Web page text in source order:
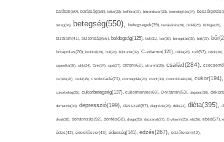
barátok(50), barátság(58), béke(29), bélflóra(37), bélrendszer(33), bemelegítés(24),
beteg(34), betegség(550), betegségek(39), bevásárlás(28), bicikli(25), biológia(25),
bizalom(41), biztonság(66), boldogság(125), bolt(31), bor(36), borogatás(28), böjt(27),
bőrápolás(70), brokkoli(29), buli(24), bűntudat(32), C-vitamin(120), cékla(28), cél(57), célok(30),
cigaretta(38), cikk(24), Cink(24), cipő(37), citrom(61), citromfű(26), család(284),
csípés(26), csoki(35), csokoládé(71), csomagolás(24), csont(33), csontritkulás(36), cukor(194),
cukorbeteg(25), cukorbetegség(137), cukormentes(69), D-vitamin(53), daganat(36),
demencia(34), depresszió(199), desszert(67), diagnózis(28), diák(24), diéta(395),
divat(38), dohányzás(92), döntés(58), drága(26), duzzanat(27), E-vitamin(25), eb(26), ebéd(57),
édes(42), édesítőszer(43), édesség(141), edzés(267), edzőterem(42),